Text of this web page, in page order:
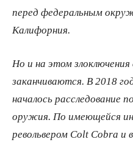
перед федеральным
Калифорния.
Но и на этом
заканчиваются. В 2018
началось расследование
оружия. По имеющейся
револьвером Colt Cobra